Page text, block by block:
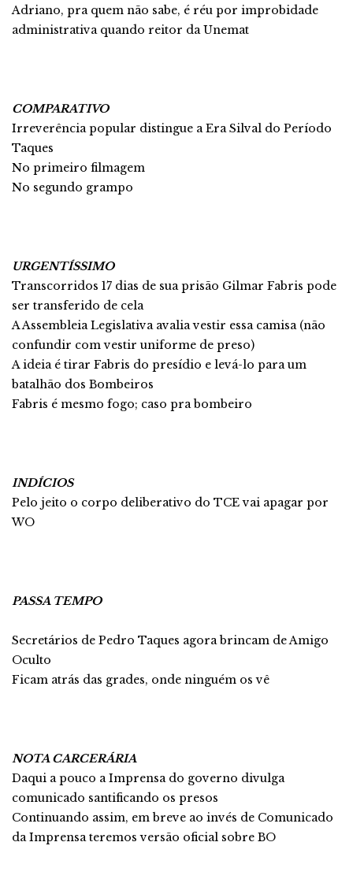
Adriano, pra quem não sabe, é réu por improbidade
administrativa quando reitor da Unemat
COMPARATIVO
Irreverência popular distingue a Era Silval do Período
Taques
No primeiro filmagem
No segundo grampo
URGENTÍSSIMO
Transcorridos 17 dias de sua prisão Gilmar Fabris pode
ser transferido de cela
A Assembleia Legislativa avalia vestir essa camisa (não
confundir com vestir uniforme de preso)
A ideia é tirar Fabris do presídio e levá-lo para um
batalhão dos Bombeiros
Fabris é mesmo fogo; caso pra bombeiro
INDÍCIOS
Pelo jeito o corpo deliberativo do TCE vai apagar por
WO
PASSA TEMPO
Secretários de Pedro Taques agora brincam de Amigo
Oculto
Ficam atrás das grades, onde ninguém os vê
NOTA CARCERÁRIA
Daqui a pouco a Imprensa do governo divulga
comunicado santificando os presos
Continuando assim, em breve ao invés de Comunicado
da Imprensa teremos versão oficial sobre BO